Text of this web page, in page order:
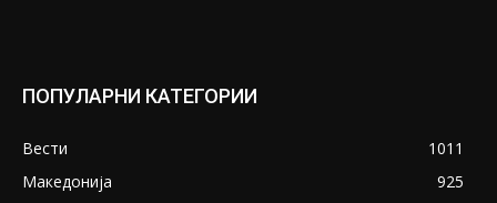
ПОПУЛАРНИ КАТЕГОРИИ
Вести
1011
Македонија
925